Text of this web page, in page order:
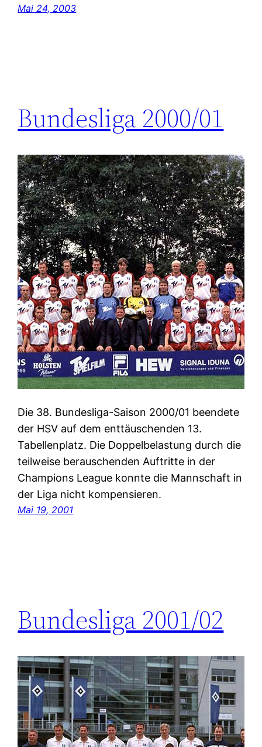
Mai 24, 2003
Bundesliga 2000/01
Die 38. Bundesliga-Saison 2000/01 beendete
der HSV auf dem enttäuschenden 13.
Tabellenplatz. Die Doppelbelastung durch die
teilweise berauschenden Auftritte in der
Champions League konnte die Mannschaft in
der Liga nicht kompensieren.
Mai 19, 2001
Bundesliga 2001/02